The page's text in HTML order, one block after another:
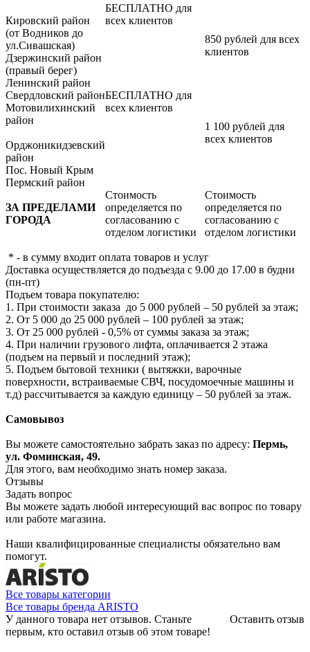
Кировский район
(от Водников до
ул.Сивашская)
Дзержинский район
(правый берег)
Ленинский район
Свердловский район
Мотовилихинский
район
Орджоникидзевский
район
Пос. Новый Крым
Пермский район
БЕСПЛАТНО для
всех клиентов
БЕСПЛАТНО для
всех клиентов
850 рублей для всех
клиентов
1 100 рублей для
всех клиентов
ЗА ПРЕДЕЛАМИ
ГОРОДА
Стоимость
определяется по
согласованию с
отделом логистики
Стоимость
определяется по
согласованию с
отделом логистики
* - в сумму входит оплата товаров и услуг
Доставка осуществляется до подъезда с 9.00 до 17.00 в будни
(пн-пт)
Подъем товара покупателю:
1. При стоимости заказа до 5 000 рублей – 50 рублей за этаж;
2. От 5 000 до 25 000 рублей – 100 рублей за этаж;
3. От 25 000 рублей - 0,5% от суммы заказа за этаж;
4. При наличии грузового лифта, оплачивается 2 этажа
(подъем на первый и последний этаж);
5. Подъем бытовой техники ( вытяжки, варочные
поверхности, встраиваемые СВЧ, посудомоечные машины и
т.д) рассчитывается за каждую единицу – 50 рублей за этаж.
Самовывоз
Вы можете самостоятельно забрать заказ по адресу: Пермь,
ул. Фоминская, 49.
Для этого, вам необходимо знать номер заказа.
Отзывы
Задать вопрос
Вы можете задать любой интересующий вас вопрос по товару
или работе магазина.
Наши квалифицированные специалисты обязательно вам
помогут.
Все товары категории
Все товары бренда ARISTO
Оставить отзыв
У данного товара нет отзывов. Станьте
первым, кто оставил отзыв об этом товаре!